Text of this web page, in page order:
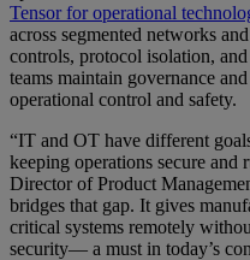
Tensor for operational
across segmented networks
controls, protocol isolation,
teams maintain governance
operational control and safety.
“IT and OT have different
keeping operations secure
Director of Product
bridges that gap. It gives
critical systems remotely
security— a must in today’s